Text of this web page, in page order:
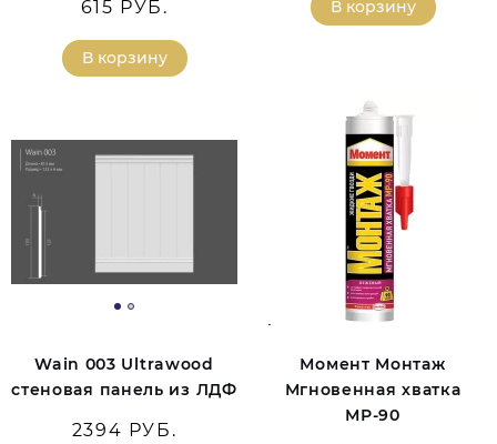
615 РУБ.
В корзину
В корзину
Wain 003 Ultrawood
стеновая панель из ЛДФ
2394 РУБ.
Момент Монтаж
Мгновенная хватка
МР-90